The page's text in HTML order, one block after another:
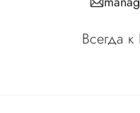
Всегда